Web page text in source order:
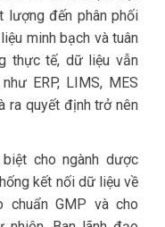
lượng đến phân phối
minh bạch và tuân
thực tế, dữ liệu vẫn
ERP, LIMS, MES
ra quyết định trở nên
cho ngành dược
kết nối dữ liệu về
chuẩn GMP và cho